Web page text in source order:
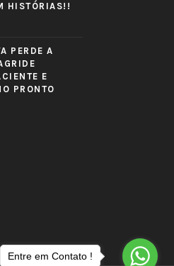
HISTÓRIAS!!
PERDE A
E
PRONTO
Entre em Contato !